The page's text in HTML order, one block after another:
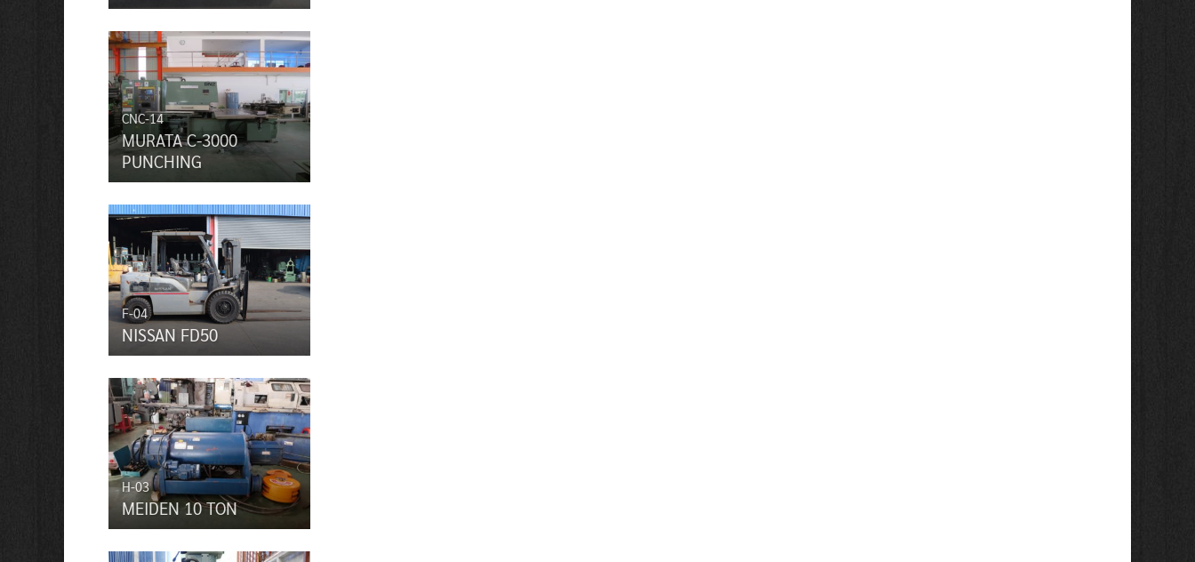
CNC-14
MURATA C-3000
PUNCHING
F-04
NISSAN FD50
H-03
MEIDEN 10 TON